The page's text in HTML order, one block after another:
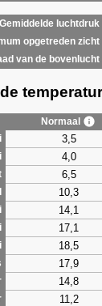
Gemiddelde luchtdruk
opgetreden zicht
van de bovenlucht
Normaal
3,5
4,0
6,5
10,3
14,1
17,1
18,5
17,9
14,8
11,2